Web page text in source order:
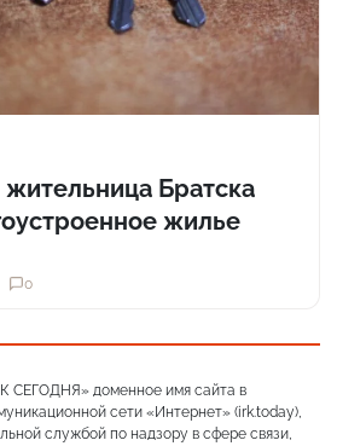
жительница Братска
жилье
0
СЕГОДНЯ» доменное имя сайта в
сети «Интернет» (irk.today),
службой по надзору в сфере связи,